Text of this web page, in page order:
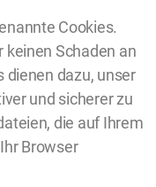
Cookies.
keinen Schaden an
dienen dazu, unser
und sicherer zu
die auf Ihrem
Browser